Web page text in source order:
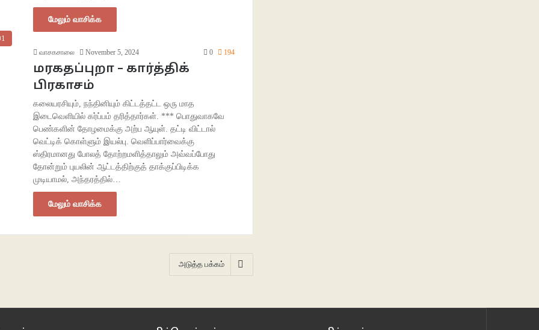
மேலும் வாசிக்க
வாசகசாலை November 5, 2024 0 194
மரகதப்புறா – கார்த்திக்
பிரகாசம்
கலையரசியும், நந்தினியும் கிட்டத்தட்ட ஒரு மாத
இடைவெளியில் கர்ப்பம் தரித்தார்கள். *** பொதுவாகவே
பெண்களின் தோழமைக்கு அற்ப ஆயுள். தட்டி விட்டால்
வெட்டிக் கொள்ளும் இயல்பு. வெளிப்பார்வைக்கு
ஸ்திரமானது போலத் தோற்றமளித்தாலும் அவ்வப்போது
தோன்றும் புயலின் ஆட்டத்திற்குத் தாக்குப்பிடிக்க
முடியாமல், அந்தரத்தில்…
மேலும் வாசிக்க
அடுத்த பக்கம்